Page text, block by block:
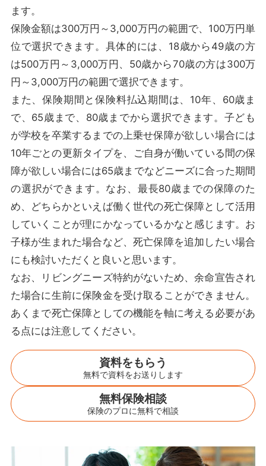
ます。
保険金額は300万円～3,000万円の範囲で、100万円単
位で選択できます。具体的には、18歳から49歳の方
は500万円～3,000万円、50歳から70歳の方は300万
円～3,000万円の範囲で選択できます。
また、保険期間と保険料払込期間は、10年、60歳ま
で、65歳まで、80歳までから選択できます。子ども
が学校を卒業するまでの上乗せ保障が欲しい場合には
10年ごとの更新タイプを、ご自身が働いている間の保
障が欲しい場合には65歳までなどニーズに合った期間
の選択ができます。なお、最長80歳までの保障のた
め、どちらかといえば働く世代の死亡保障として活用
していくことが理にかなっているかなと感じます。お
子様が生まれた場合など、死亡保障を追加したい場合
にも検討いただくと良いと思います。
なお、リビングニーズ特約がないため、余命宣告され
た場合に生前に保険金を受け取ることができません。
あくまで死亡保障としての機能を軸に考える必要があ
る点には注意してください。
資料をもらう
無料で資料をお送りします
無料保険相談
保険のプロに無料で相談